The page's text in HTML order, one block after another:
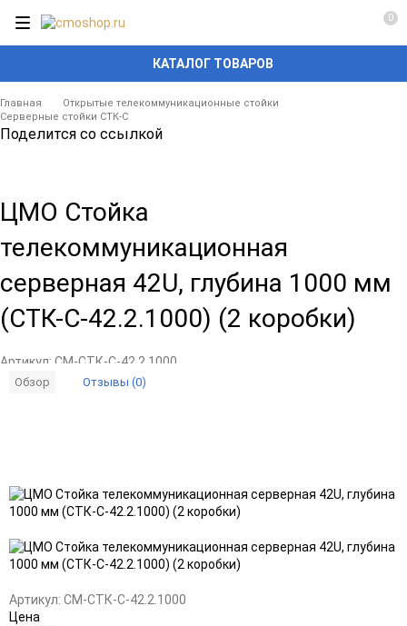
КАТАЛОГ ТОВАРОВ
0
Главная
Открытые телекоммуникационные стойки
Серверные стойки СТК-С
Поделится со ссылкой
ЦМО Стойка
телекоммуникационная
серверная 42U, глубина 1000 мм
(СТК-С-42.2.1000) (2 коробки)
Артикул: CM-СТК-С-42.2.1000
Обзор Отзывы (0)
в
избранное
к
сравнению
Артикул: CM-СТК-С-42.2.1000
Цена